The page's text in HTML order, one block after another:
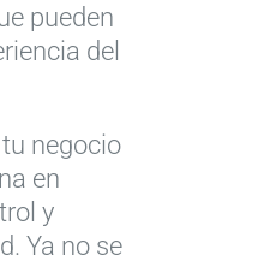
pueden
del
tu negocio
en
y
Ya no se